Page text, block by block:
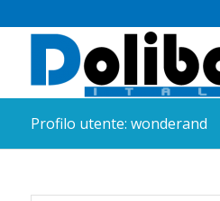
Profilo utente: wonderand